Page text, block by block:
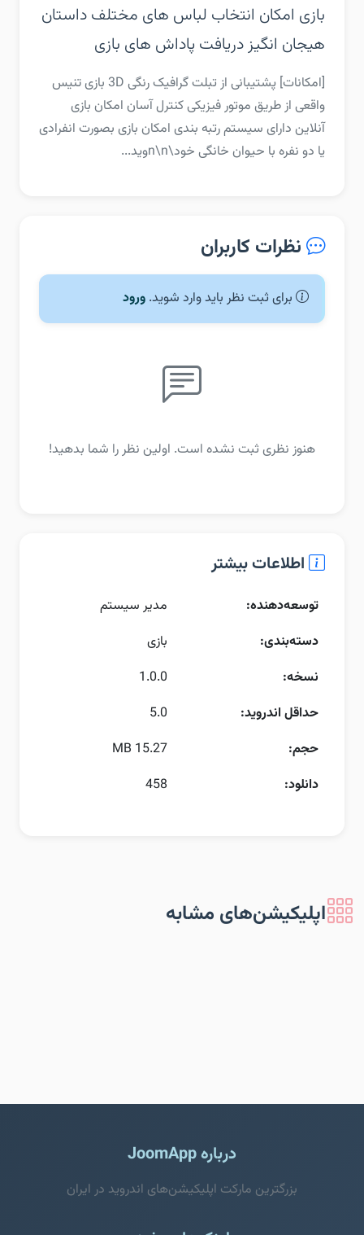
بازی‏ امکان انتخاب لباس های مختلف‏ داستان
هیجان انگیز‏ دریافت پاداش های بازی
‏‏[امکانات]‏ پشتیبانی از تبلت‏ گرافیک رنگی 3D‏ بازی تنیس
واقعی از طریق موتور فیزیکی‏ کنترل آسان‏ امکان بازی
آنلاین‏ دارای سیستم رتبه بندی‏ امکان بازی بصورت انفرادی
یا دو نفره با حیوان خانگی خود\n\nوید...
نظرات کاربران
برای ثبت نظر باید وارد شوید. ورود
هنوز نظری ثبت نشده است. اولین نظر را شما بدهید!
اطلاعات بیشتر
توسعه‌دهنده:
مدیر سیستم
دسته‌بندی:
بازی
نسخه:
1.0.0
حداقل اندروید:
5.0
حجم:
15.27 MB
دانلود:
458
اپلیکیشن‌های مشابه
درباره JoomApp
بزرگترین مارکت اپلیکیشن‌های اندروید در ایران